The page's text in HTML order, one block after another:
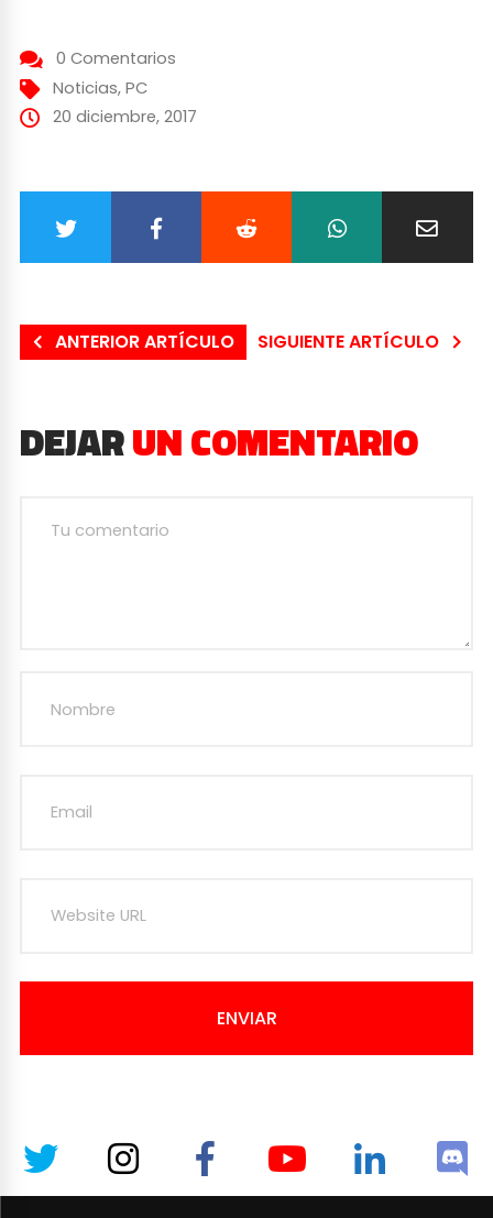
0 Comentarios
Noticias, PC
20 diciembre, 2017
ANTERIOR ARTÍCULO SIGUIENTE ARTÍCULO
DEJARUN COMENTARIO
ENVIAR